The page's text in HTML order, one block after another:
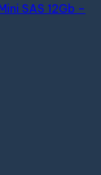
SAS 12Gb –